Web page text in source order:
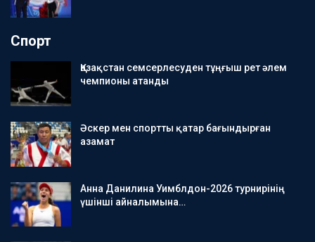
Спорт
Қазақстан семсерлесуден тұңғыш рет әлем
чемпионы атанды
Әскер мен спортты қатар бағындырған
азамат
Анна Данилина Уимблдон-2026 турнирінің
үшінші айналымына…